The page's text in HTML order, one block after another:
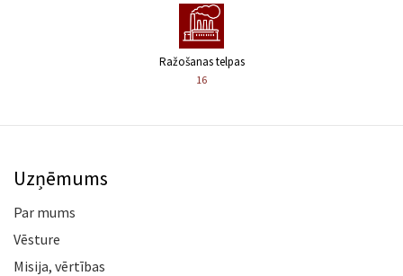
Ražošanas telpas
16
Uzņēmums
Par mums
Vēsture
Misija, vērtības